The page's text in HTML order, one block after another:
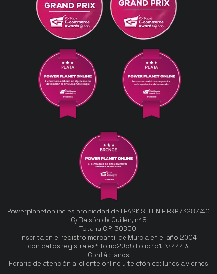
Powerplanetonline es propiedad de LEASK SLU, NIF ESB73287740
C/ Balsón de Guillén, nº 8
Totana C.P. 30850
Inscrita en el registro mercantil de Murcia en el año 2004
con datos registrales* Tomo2065 Folio 151, N44443.
¡Contáctanos!
Horario de atención al cliente online y telefónico: lunes a viernes